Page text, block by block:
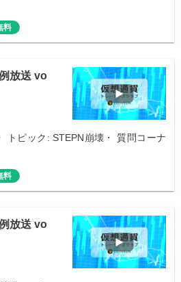
料
放送 vo
トピック: STEPN崩壊・ 質問コーナ
料
放送 vo